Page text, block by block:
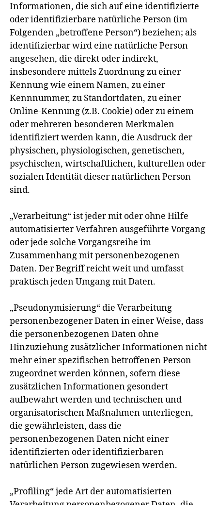
Informationen, die sich auf eine identifizierte
oder identifizierbare natürliche Person (im
Folgenden „betroffene Person“) beziehen; als
identifizierbar wird eine natürliche Person
angesehen, die direkt oder indirekt,
insbesondere mittels Zuordnung zu einer
Kennung wie einem Namen, zu einer
Kennnummer, zu Standortdaten, zu einer
Online-Kennung (z.B. Cookie) oder zu einem
oder mehreren besonderen Merkmalen
identifiziert werden kann, die Ausdruck der
physischen, physiologischen, genetischen,
psychischen, wirtschaftlichen, kulturellen oder
sozialen Identität dieser natürlichen Person
sind.
„Verarbeitung“ ist jeder mit oder ohne Hilfe
automatisierter Verfahren ausgeführte Vorgang
oder jede solche Vorgangsreihe im
Zusammenhang mit personenbezogenen
Daten. Der Begriff reicht weit und umfasst
praktisch jeden Umgang mit Daten.
„Pseudonymisierung“ die Verarbeitung
personenbezogener Daten in einer Weise, dass
die personenbezogenen Daten ohne
Hinzuziehung zusätzlicher Informationen nicht
mehr einer spezifischen betroffenen Person
zugeordnet werden können, sofern diese
zusätzlichen Informationen gesondert
aufbewahrt werden und technischen und
organisatorischen Maßnahmen unterliegen,
die gewährleisten, dass die
personenbezogenen Daten nicht einer
identifizierten oder identifizierbaren
natürlichen Person zugewiesen werden.
„Profiling“ jede Art der automatisierten